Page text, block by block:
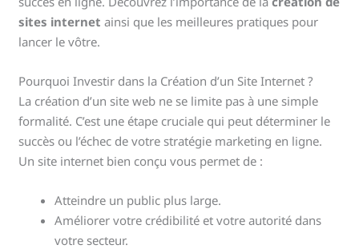
sites internet ainsi que les meilleures pratiques pour
lancer le vôtre.
Pourquoi Investir dans la Création d’un Site Internet ?
La création d’un site web ne se limite pas à une simple
formalité. C’est une étape cruciale qui peut déterminer le
succès ou l’échec de votre stratégie marketing en ligne.
Un site internet bien conçu vous permet de :
Atteindre un public plus large.
Améliorer votre crédibilité et votre autorité dans
votre secteur.